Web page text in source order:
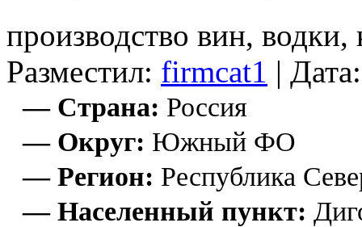
производство вин, водки,
Разместил: firmcat1 |
— Страна: Россия
— Округ: Южный ФО
— Регион: Республика
— Населенный пункт: